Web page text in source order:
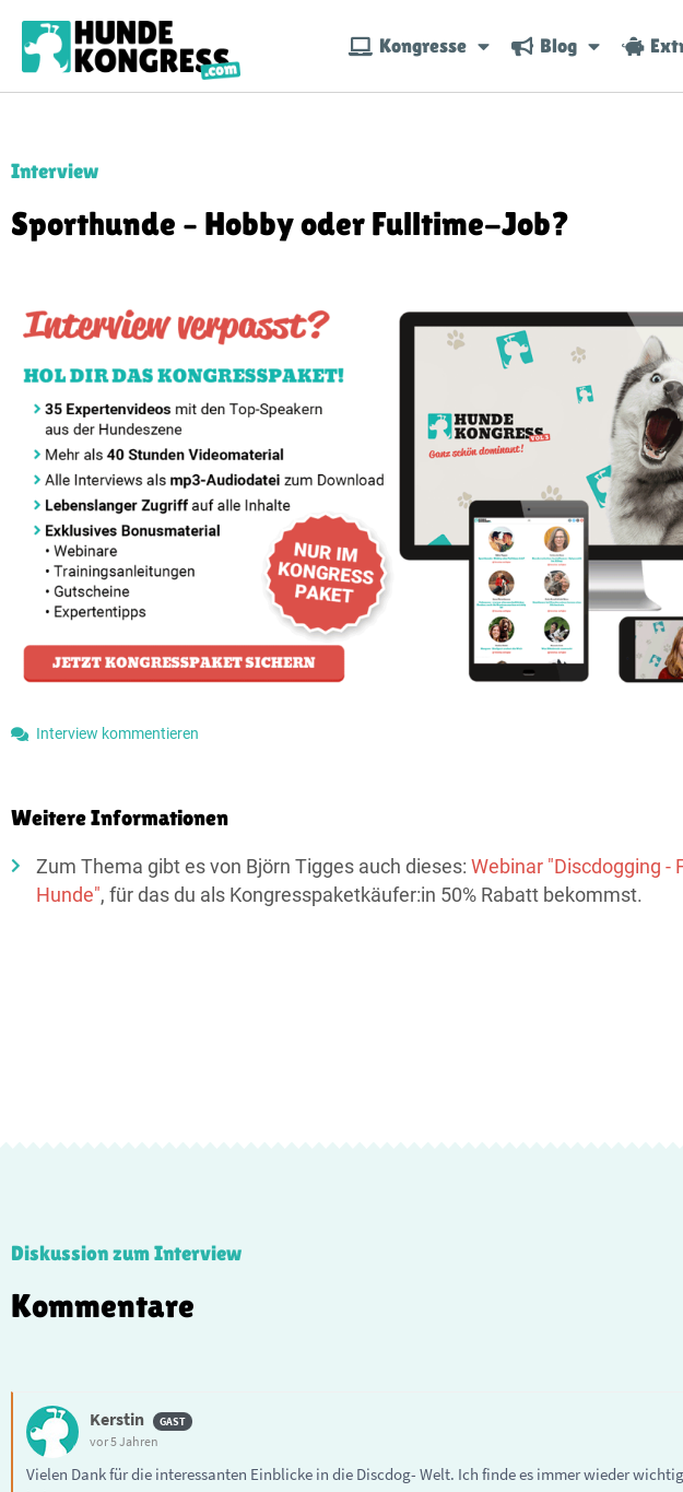
Kongresse Blog
Interview
Sporthunde – Hobby oder Fulltime-Job?
Interview kommentieren
Weitere Informationen
Zum Thema gibt es von Björn Tigges auch dieses: Webinar "Discdogging -
Hunde", für das du als Kongresspaketkäufer:in 50% Rabatt bekommst.
Diskussion zum Interview
Kommentare
Kerstin
vor 5 Jahren
Vielen Dank für die interessanten Einblicke in die Discdog- Welt. Ich finde es immer wieder